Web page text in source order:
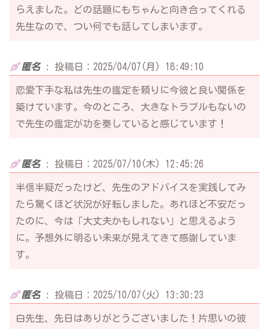
らえました。どの話題にもちゃんと向き合ってくれる
先生なので、つい何でも話してしまいます。
匿名: 投稿日：2025/04/07(月) 18:49:10
恋愛下手な私は先生の鑑定を頼りに今彼と良い関係を
築けています。今のところ、大きなトラブルもないの
で先生の鑑定が功を奏していると感じています！
匿名: 投稿日：2025/07/10(木) 12:45:26
半信半疑だったけど、先生のアドバイスを実践してみ
たら驚くほど状況が好転しました。あれほど不安だっ
たのに、今は「大丈夫かもしれない」と思えるよう
に。予想外に明るい未来が見えてきて感謝していま
す。
匿名: 投稿日：2025/10/07(火) 13:30:23
白先生、先日はありがとうございました！片思いの彼